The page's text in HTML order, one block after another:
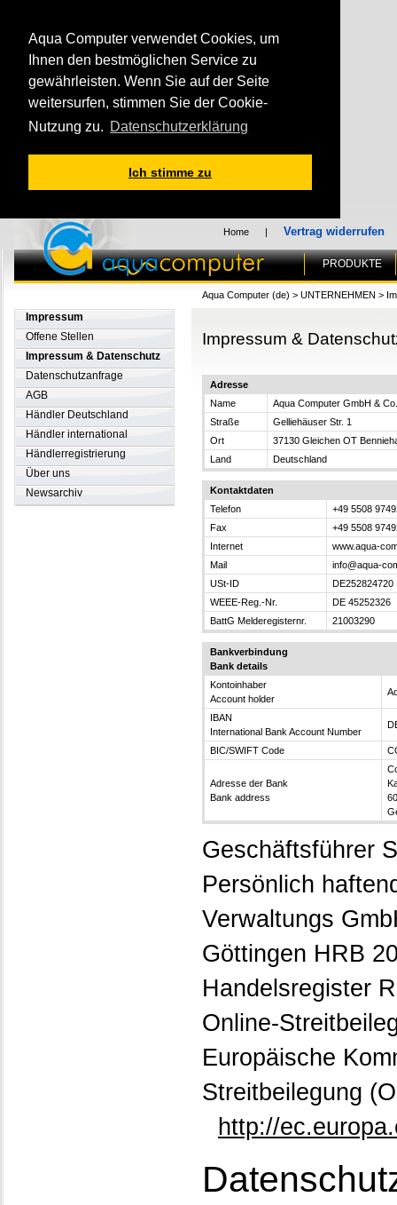
Aqua Computer verwendet Cookies, um
Ihnen den bestmöglichen Service zu
gewährleisten. Wenn Sie auf der Seite
weitersurfen, stimmen Sie der Cookie-
Nutzung zu. Datenschutzerklärung
Ich stimme zu
Home | Vertrag widerrufen
PRODUKTE
Impressum
Offene Stellen
Impressum & Datenschutz
Datenschutzanfrage
AGB
Händler Deutschland
Händler international
Händlerregistrierung
Über uns
Newsarchiv
Aqua Computer (de) > UNTERNEHMEN >
Impressum &
Adresse
Name
Aqua Computer GmbH &
Straße
Gelliehäuser Str. 1
Ort
37130 Gleichen OT
Land
Deutschland
Kontaktdaten
Telefon
+49 5508
Fax
+49 5508
Internet
www.aqua-
Mail
info@aqua-
USt-ID
DE252824720
WEEE-Reg.-Nr.
DE 45252326
BattG Melderegisternr.
21003290
Bankverbindung
Bank details
Kontoinhaber
Account holder
IBAN
International Bank Account Number
BIC/SWIFT Code
Adresse der Bank
Bank address
Geschäftsführer
Persönlich
Verwaltungs
Göttingen HRB
Handelsregister
Online-
Europäische
Streitbeilegung
http://